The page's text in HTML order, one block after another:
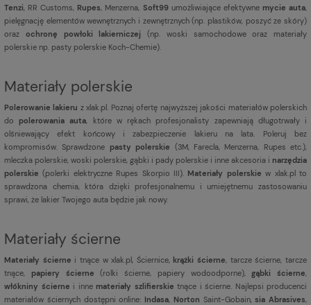
Tenzi , RR Customs, Rupes , Menzerna, Soft99umożliwiające efektywne mycie auta
pielęgnację elementów wewnętrznych i zewnętrznych (np. plastików, poszyć ze skóry)
oraz ochronę powłoki lakierniczej (np. woski samochodowe oraz materiały
polerskie np. pasty polerskie Koch-Chemie).
Materiały polerskie
Polerowanie lakieru z xlak.pl. Poznaj ofertę najwyższej jakości materiałów polerskich
dopolerowania auta , które w rękach profesjonalisty zapewniają długotrwały i
olśniewający efekt końcowy i zabezpieczenie lakieru na lata. Poleruj bez
kompromisów. Sprawdzone pasty polerskie (3M, Farecla, Menzerna, Rupes etc.),
mleczka polerskie, woski polerskie, gąbki i pady polerskie i inne akcesoria i narzędzia
polerskie (polerki elektryczne Rupes Skorpio III). Materiały polerskie w xlak.pl to
sprawdzona chemia, która dzięki profesjonalnemu i umiejętnemu zastosowaniu
sprawi, że lakier Twojego auta będzie jak nowy.
Materiały ścierne
Materiały ścierne i tnące w xlak.pl, Ściernice,krążki ścierne , tarcze ścierne, tarcze
tnące, papiery ścierne (rolki ścierne, papiery wodoodporne),gąbki ścierne
włókniny ścierne i inne materiały szlifierskie tnące i ścierne. Najlepsi producenci
materiałów ściernych dostępni online: Indasa Norton Saint-Gobain,sia Abrasives